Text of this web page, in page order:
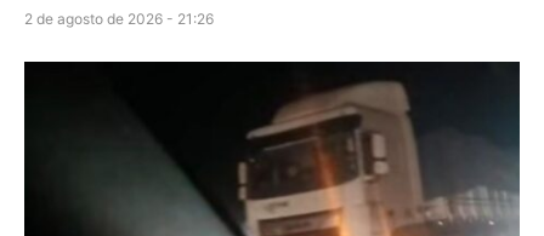
2 de agosto de 2026 - 21:26